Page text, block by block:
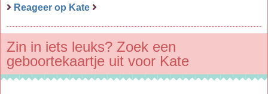
Reageer op Kate
Zin in iets leuks? Zoek een
geboortekaartje uit voor Kate